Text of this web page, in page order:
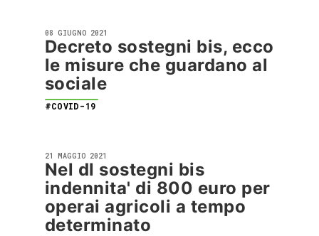
08 GIUGNO 2021
Decreto sostegni bis, ecco
le misure che guardano al
sociale
#COVID-19
21 MAGGIO 2021
Nel dl sostegni bis
indennita' di 800 euro per
operai agricoli a tempo
determinato